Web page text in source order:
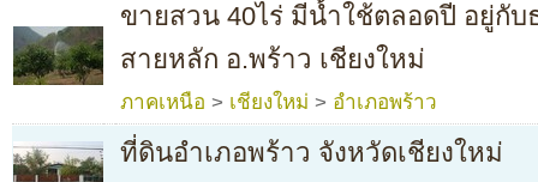
ขายสวน 40ไร่ มีน้ำใช้ตลอดปี อยู่กั
สายหลัก อ.พร้าว เชียงใหม่
ภาคเหนือ > เชียงใหม่ > อำเภอพร้าว
ที่ดินอำเภอพร้าว จังหวัดเชียงใหม่